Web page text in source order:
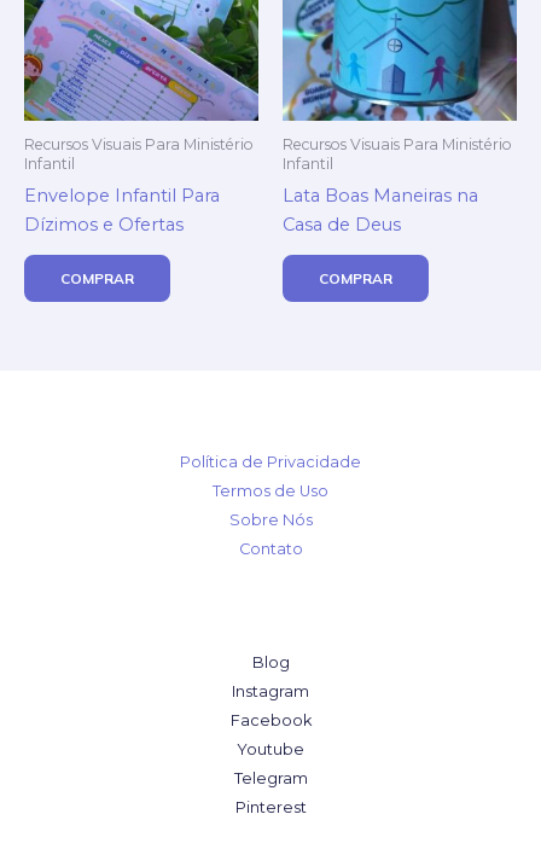
Recursos Visuais Para Ministério
Infantil
Envelope Infantil Para
Dízimos e Ofertas
COMPRAR
Recursos Visuais Para Ministério
Infantil
Lata Boas Maneiras na
Casa de Deus
COMPRAR
Política de Privacidade
Termos de Uso
Sobre Nós
Contato
Blog
Instagram
Facebook
Youtube
Telegram
Pinterest